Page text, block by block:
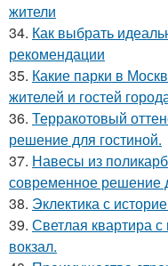
жители
34. Как выбрать
рекомендации
35. Какие парки в
жителей и гостей
36. Терракотовый
решение для гостиной.
37. Навесы из
современное решение
38. Эклектика с
39. Светлая квартира
вокзал.